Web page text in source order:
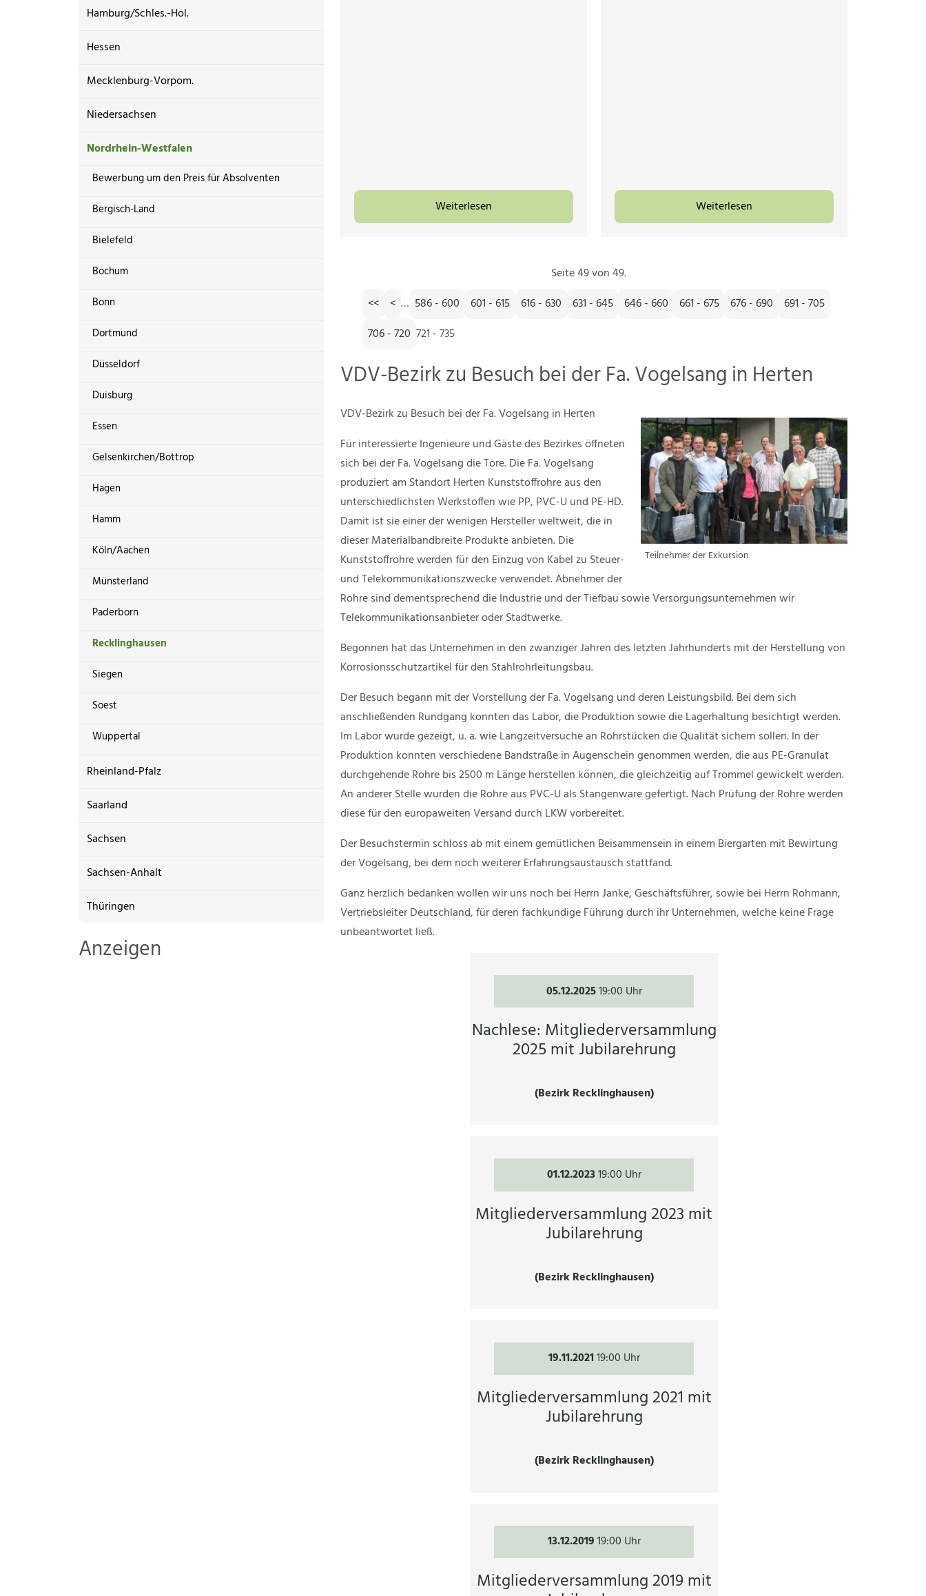
Hamburg/Schles.-Hol.
Hessen
Mecklenburg-Vorpom.
Niedersachsen
Nordrhein-Westfalen
Bewerbung um den Preis für Absolventen
Bergisch-Land
Bielefeld
Bochum
Bonn
Dortmund
Düsseldorf
Duisburg
Essen
Gelsenkirchen/Bottrop
Hagen
Hamm
Köln/Aachen
Münsterland
Paderborn
Recklinghausen
Siegen
Soest
Wuppertal
Rheinland-Pfalz
Saarland
Sachsen
Sachsen-Anhalt
Thüringen
Anzeigen
Weiterlesen Weiterlesen
Seite 49 von 49.
<<
< … 586 - 600 601 - 615 616 - 630 631 - 645 646 - 660 661 - 675 676 - 690
691 - 705
706 - 720 721 - 735
VDV-Bezirk zu Besuch bei der Fa. Vogelsang in Herten
Teilnehmer der Exkursion
VDV-Bezirk zu Besuch bei der Fa. Vogelsang in Herten
Für interessierte Ingenieure und Gäste des Bezirkes öffneten
sich bei der Fa. Vogelsang die Tore. Die Fa. Vogelsang
produziert am Standort Herten Kunststoffrohre aus den
unterschiedlichsten Werkstoffen wie PP, PVC-U und PE-HD.
Damit ist sie einer der wenigen Hersteller weltweit, die in
dieser Materialbandbreite Produkte anbieten. Die
Kunststoffrohre werden für den Einzug von Kabel zu Steuer-
und Telekommunikationszwecke verwendet. Abnehmer der
Rohre sind dementsprechend die Industrie und der Tiefbau sowie Versorgungsunternehmen wir
Telekommunikationsanbieter oder Stadtwerke.
Begonnen hat das Unternehmen in den zwanziger Jahren des letzten Jahrhunderts mit der Herstellung von
Korrosionsschutzartikel für den Stahlrohrleitungsbau.
Der Besuch begann mit der Vorstellung der Fa. Vogelsang und deren Leistungsbild. Bei dem sich
anschließenden Rundgang konnten das Labor, die Produktion sowie die Lagerhaltung besichtigt werden.
Im Labor wurde gezeigt, u. a. wie Langzeitversuche an Rohrstücken die Qualität sichern sollen. In der
Produktion konnten verschiedene Bandstraße in Augenschein genommen werden, die aus PE-Granulat
durchgehende Rohre bis 2500 m Länge herstellen können, die gleichzeitig auf Trommel gewickelt werden.
An anderer Stelle wurden die Rohre aus PVC-U als Stangenware gefertigt. Nach Prüfung der Rohre werden
diese für den europaweiten Versand durch LKW vorbereitet.
Der Besuchstermin schloss ab mit einem gemütlichen Beisammensein in einem Biergarten mit Bewirtung
der Vogelsang, bei dem noch weiterer Erfahrungsaustausch stattfand.
Ganz herzlich bedanken wollen wir uns noch bei Herrn Janke, Geschäftsführer, sowie bei Herrn Rohmann,
Vertriebsleiter Deutschland, für deren fachkundige Führung durch ihr Unternehmen, welche keine Frage
unbeantwortet ließ.
05.12.202519:00 Uhr
Nachlese: Mitgliederversammlung
2025 mit Jubilarehrung
(Bezirk Recklinghausen)
01.12.202319:00 Uhr
Mitgliederversammlung 2023 mit
Jubilarehrung
(Bezirk Recklinghausen)
19.11.202119:00 Uhr
Mitgliederversammlung 2021 mit
Jubilarehrung
(Bezirk Recklinghausen)
13.12.201919:00 Uhr
Mitgliederversammlung 2019 mit